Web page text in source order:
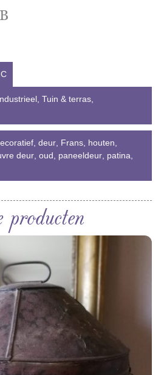
Tuin & terras
deur Frans houten
deur oud paneeldeur patina
producten